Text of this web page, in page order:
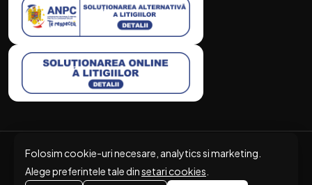
Folosim cookie-uri necesare, analytics si marketing.
Alege preferintele tale dinsetari cookies
© 2026 Docodex. Toate drepturile rezervate.
Politica de confidențialitate/Termeni și condiții